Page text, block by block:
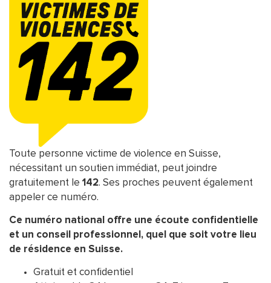
Toute personne victime de violence en Suisse,
nécessitant un soutien immédiat, peut joindre
gratuitement le 142. Ses proches peuvent également
appeler ce numéro.
Ce numéro national offre une écoute confidentielle
et un conseil professionnel, quel que soit votre lieu
de résidence en Suisse.
Gratuit et confidentiel